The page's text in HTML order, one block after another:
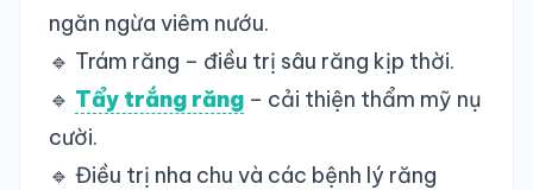
ngăn ngừa viêm nướu.
🔹 Trám răng – điều trị sâu răng kịp thời.
🔹 Tẩy trắng răng – cải thiện thẩm mỹ nụ
cười.
🔹 Điều trị nha chu và các bệnh lý răng